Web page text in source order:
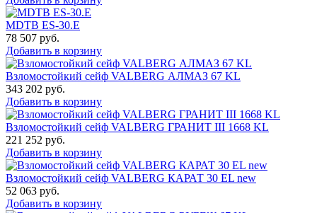
MDTB ES-30.Е
78 507 руб.
Добавить в корзину
Взломостойкий сейф VALBERG АЛМАЗ 67 KL
343 202 руб.
Добавить в корзину
Взломостойкий сейф VALBERG ГРАНИТ III 1668 KL
221 252 руб.
Добавить в корзину
Взломостойкий сейф VALBERG КАРАТ 30 EL new
52 063 руб.
Добавить в корзину